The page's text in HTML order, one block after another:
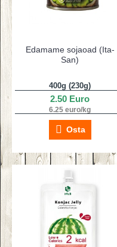
Edamame sojaoad (Ita-
San)
400g (230g)
2.50 Euro
6.25 euro/kg
Osta